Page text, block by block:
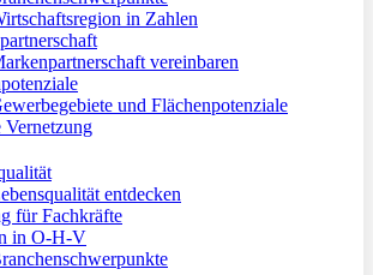
in Zahlen
vereinbaren
und Flächenpotenziale
entdecken
für Fachkräfte
in O-H-V